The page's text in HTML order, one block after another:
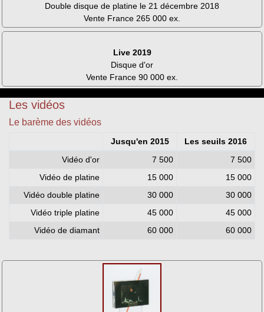
Double disque de platine le 21 décembre 2018
Vente France 265 000 ex.
Live 2019
Disque d'or
Vente France 90 000 ex.
Les vidéos
Le barème des vidéos
Jusqu'en 2015
Les seuils 2016
Vidéo d'or
7 500
7 500
Vidéo de platine
15 000
15 000
Vidéo double platine
30 000
30 000
Vidéo triple platine
45 000
45 000
Vidéo de diamant
60 000 60 000